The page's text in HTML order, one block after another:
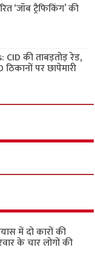
‘जॉब ट्रैफिकिंग’ की
की ताबड़तोड़ रेड,
पर छापेमारी
में दो कारों की
के चार लोगों की